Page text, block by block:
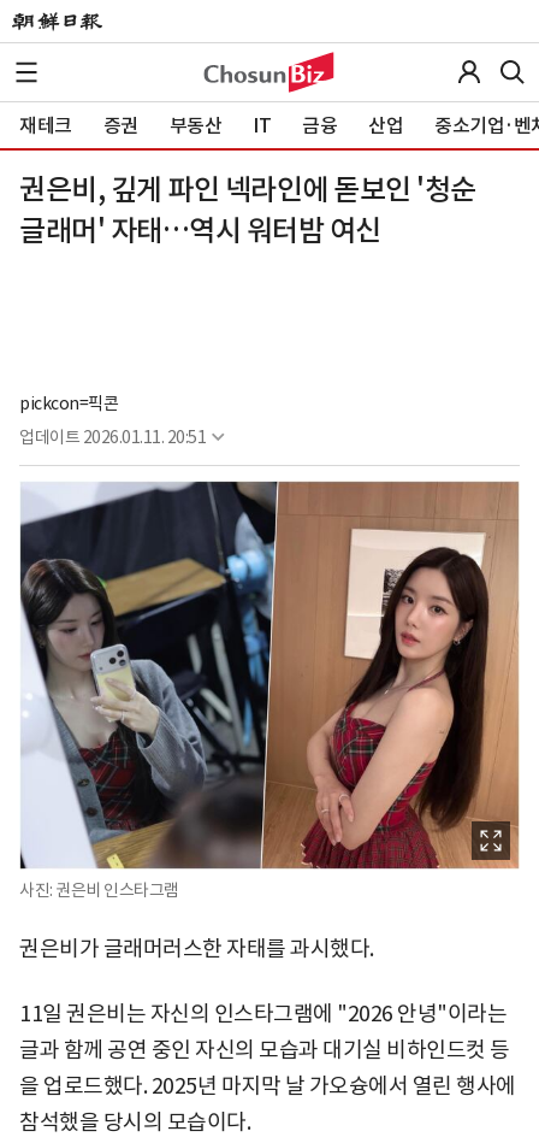
재테크 증권 부동산 IT 금융 산업 중소기업·벤
권은비, 깊게 파인 넥라인에 돋보인 '청순
글래머' 자태…역시 워터밤 여신
pickcon=픽콘
업데이트 2026.01.11. 20:51
사진: 권은비 인스타그램
권은비가 글래머러스한 자태를 과시했다.
11일 권은비는 자신의 인스타그램에 "2026 안녕"이라는
글과 함께 공연 중인 자신의 모습과 대기실 비하인드컷 등
을 업로드했다. 2025년 마지막 날 가오슝에서 열린 행사에
참석했을 당시의 모습이다.